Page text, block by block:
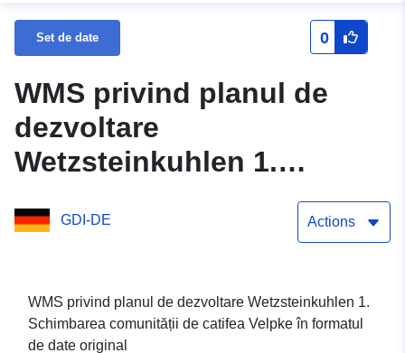
Set de date 0
WMS privind planul de
dezvoltare
Wetzsteinkuhlen 1.
Schimbarea comunității de
catifea Velpke
GDI-DE Actions
WMS privind planul de dezvoltare Wetzsteinkuhlen 1.
Schimbarea comunității de catifea Velpke în formatul
de date original